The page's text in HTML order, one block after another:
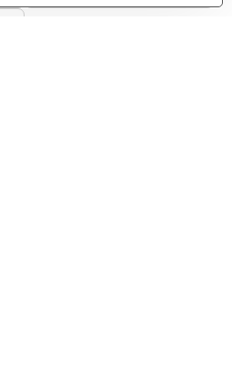
kameň odkrýva pravdu, ktorú v...